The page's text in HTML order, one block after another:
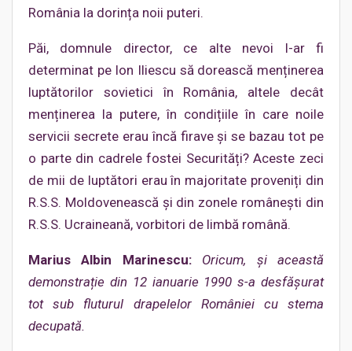
România la dorința noii puteri.
Păi, domnule director, ce alte nevoi l-ar fi
determinat pe Ion Iliescu să dorească menținerea
luptătorilor sovietici în România, altele decât
menținerea la putere, în condițiile în care noile
servicii secrete erau încă firave și se bazau tot pe
o parte din cadrele fostei Securități? Aceste zeci
de mii de luptători erau în majoritate proveniți din
R.S.S. Moldovenească și din zonele românești din
R.S.S. Ucraineană, vorbitori de limbă română.
Marius Albin Marinescu: Oricum, și această
demonstrație din 12 ianuarie 1990 s-a desfășurat
tot sub fluturul drapelelor României cu stema
decupată.